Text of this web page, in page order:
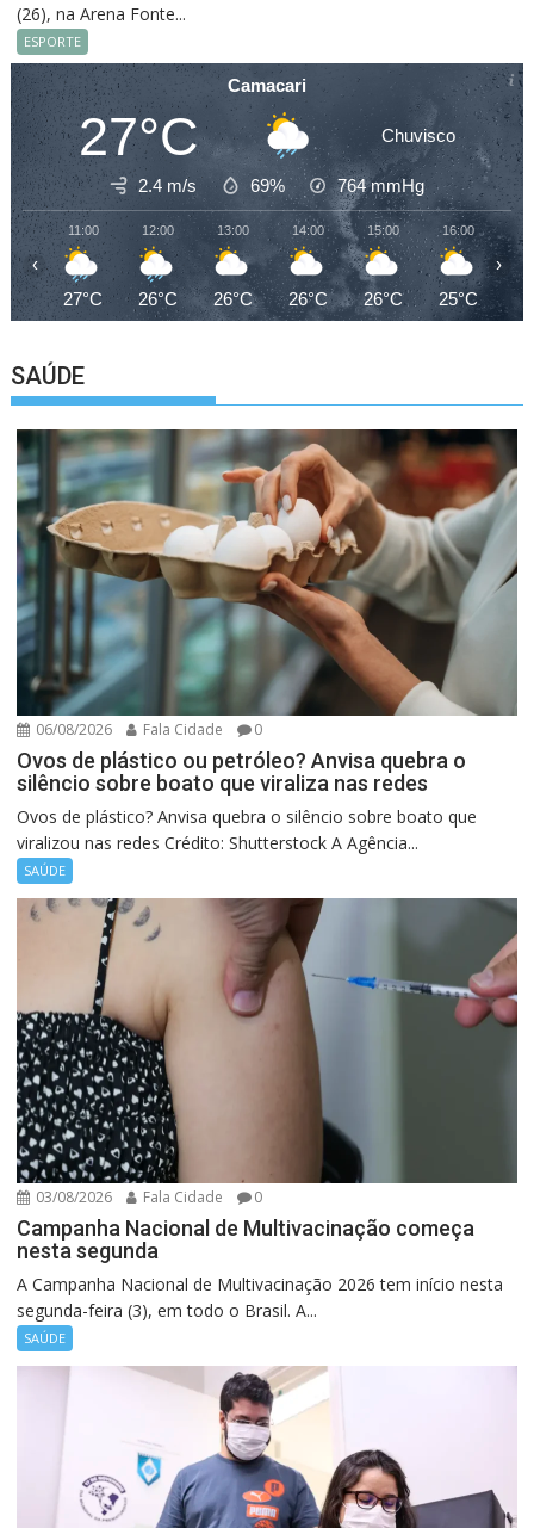
(26), na Arena Fonte...
ESPORTE
Camacari
27°C Chuvisco
2.4 m/s 69% 764mmHg
11:00
27°C
12:00
26°C
13:00
26°C
14:00
26°C
15:00
26°C
16:00
25°C
‹ ›
SAÚDE
06/08/2026 Fala Cidade 0
Ovos de plástico ou petróleo? Anvisa quebra o
silêncio sobre boato que viraliza nas redes
Ovos de plástico? Anvisa quebra o silêncio sobre boato que
viralizou nas redes Crédito: Shutterstock A Agência...
SAÚDE
03/08/2026 Fala Cidade 0
Campanha Nacional de Multivacinação começa
nesta segunda
A Campanha Nacional de Multivacinação 2026 tem início nesta
segunda-feira (3), em todo o Brasil. A...
SAÚDE